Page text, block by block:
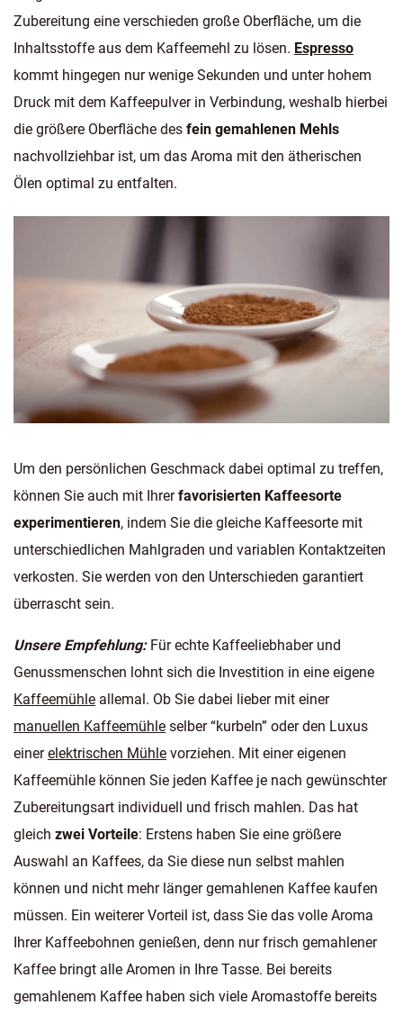
Zubereitung eine verschieden große Oberfläche, um die
Inhaltsstoffe aus dem Kaffeemehl zu lösen. Espresso
kommt hingegen nur wenige Sekunden und unter hohem
Druck mit dem Kaffeepulver in Verbindung, weshalb hierbei
die größere Oberfläche des fein gemahlenen Mehls
nachvollziehbar ist, um das Aroma mit den ätherischen
Ölen optimal zu entfalten.
Um den persönlichen Geschmack dabei optimal zu treffen,
können Sie auch mit Ihrerfavorisierten Kaffeesorte
experimentieren, indem Sie die gleiche Kaffeesorte mit
unterschiedlichen Mahlgraden und variablen Kontaktzeiten
verkosten. Sie werden von den Unterschieden garantiert
überrascht sein.
Unsere Empfehlung: Für echte Kaffeeliebhaber und
Genussmenschen lohnt sich die Investition in eine eigene
Kaffeemühle allemal. Ob Sie dabei lieber mit einer
manuellen Kaffeemühle selber “kurbeln” oder den Luxus
einerelektrischen Mühle vorziehen. Mit einer eigenen
Kaffeemühle können Sie jeden Kaffee je nach gewünschter
Zubereitungsart individuell und frisch mahlen. Das hat
gleich zwei Vorteile: Erstens haben Sie eine größere
Auswahl an Kaffees, da Sie diese nun selbst mahlen
können und nicht mehr länger gemahlenen Kaffee kaufen
müssen. Ein weiterer Vorteil ist, dass Sie das volle Aroma
Ihrer Kaffeebohnen genießen, denn nur frisch gemahlener
Kaffee bringt alle Aromen in Ihre Tasse. Bei bereits
gemahlenem Kaffee haben sich viele Aromastoffe bereits